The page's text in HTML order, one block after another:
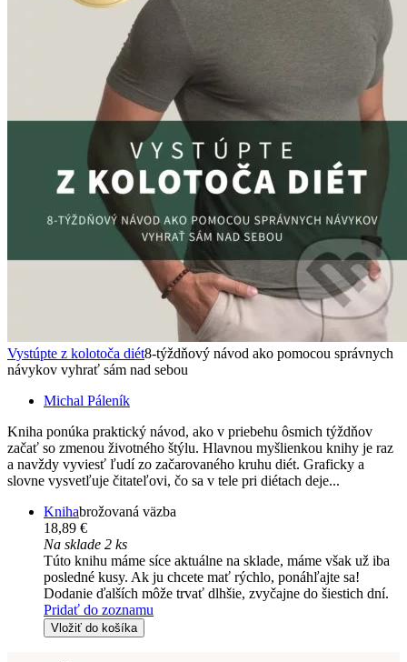
Vystúpte z kolotoča diét8-týždňový návod ako pomocou správnych
návykov vyhrať sám nad sebou
Michal Páleník
Kniha ponúka praktický návod, ako v priebehu ôsmich týždňov
začať so zmenou životného štýlu. Hlavnou myšlienkou knihy je raz
a navždy vyviesť ľudí zo začarovaného kruhu diét. Graficky a
slovne vysvetľuje čitateľovi, čo sa v tele pri diétach deje...
Knihabrožovaná väzba
18,89 €
Na sklade 2 ks
Túto knihu máme síce aktuálne na sklade, máme však už iba
posledné kusy. Ak ju chcete mať rýchlo, ponáhľajte sa!
Dodanie ďalších môže trvať dlhšie, zvyčajne do šiestich dní.
Pridať do zoznamu
Vložiť do košíka